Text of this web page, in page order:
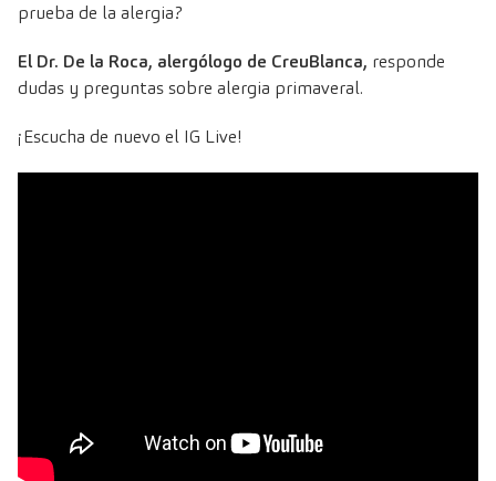
prueba de la alergia?
El Dr. De la Roca, alergólogo de CreuBlanca, responde
dudas y preguntas sobre alergia primaveral.
¡Escucha de nuevo el IG Live!